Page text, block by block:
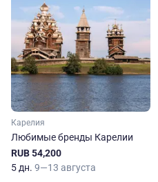
Карелия
Любимые бренды Карелии
RUB 54,200
5 дн. 9—13 августа